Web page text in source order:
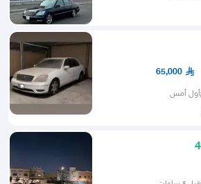
65,000
أول أمس